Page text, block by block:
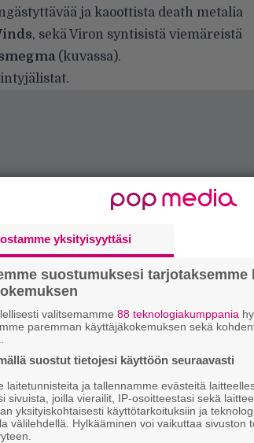
ja kaoottista death metalia
, sekä Viron syntisistä viemäreistä
(kuvassa).
yksityisyyttäsi
suostumuksesi tarjotaksemme
valitsemamme 88 teknologiakumppania
paremman käyttäjäkokemuksen sekä
suostut tietojesi käyttöön seuraavasti
laitetunnisteita ja tallennamme evästeitä
sivuista, joilla vierailit, IP-osoitteestasi sekä
yksityiskohtaisesti käyttötarkoituksiin ja
välilehdellä. Hylkääminen voi vaikuttaa sivuston